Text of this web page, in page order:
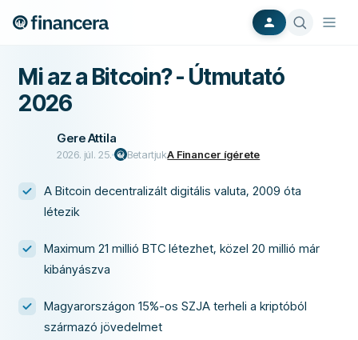
Mi az a Bitcoin? - Útmutató
2026
Gere Attila
2026. júl. 25. BetartjukA Financer ígérete
A Bitcoin decentralizált digitális valuta, 2009 óta
létezik
Maximum 21 millió BTC létezhet, közel 20 millió már
kibányászva
Magyarországon 15%-os SZJA terheli a kriptóból
származó jövedelmet